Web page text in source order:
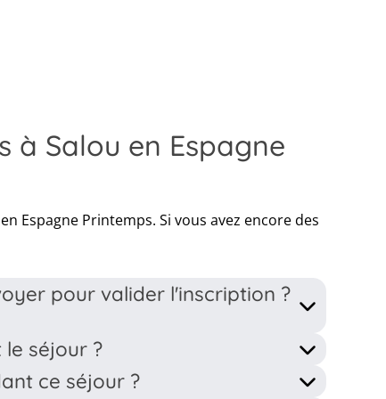
à Salou en Espagne
Espagne Printemps. Si vous avez encore des
pour valider l'inscription ?
dans votre compte MyBDK ainsi que la fiche
séjour ?
l'animateur. Pour les enfants de moins de 12
ce séjour ?